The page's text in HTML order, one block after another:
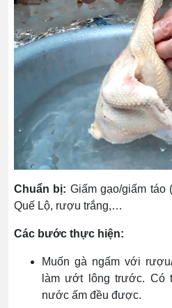
Chuẩn bị: Giấm gạo/giấm táo
Quế Lộ, rượu trắng,…
Các bước thực hiện:
Muốn gà ngấm với
làm ướt lông trước. Có
nước ấm đều được.